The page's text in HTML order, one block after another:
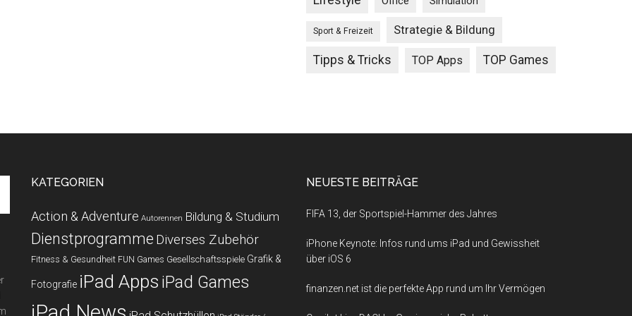
Sport & Freizeit Strategie & Bildung
Tipps & Tricks TOP Apps TOP Games
KATEGORIEN
Action & Adventure Autorennen Bildung & Studium
Dienstprogramme Diverses Zubehör
Fitness & Gesundheit FUN Games Gesellschaftsspiele Grafik &
Fotografie iPad Apps iPad Games
NEUESTE BEITRÄGE
FIFA 13, der Sportspiel-Hammer des Jahres
iPhone Keynote: Infos rund ums iPad und Gewissheit
über iOS 6
finanzen.net ist die perfekte App rund um Ihr Vermögen